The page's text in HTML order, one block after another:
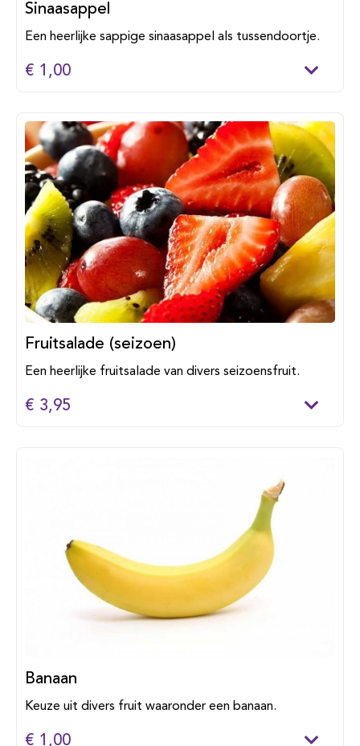
Sinaasappel
Een heerlijke sappige sinaasappel als tussendoortje.
€ 1,00
Fruitsalade (seizoen)
Een heerlijke fruitsalade van divers seizoensfruit.
€ 3,95
Banaan
Keuze uit divers fruit waaronder een banaan.
€ 1,00